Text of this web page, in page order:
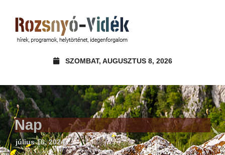
SZOMBAT, AUGUSZTUS 8, 2026
Nap
július 16, 2024